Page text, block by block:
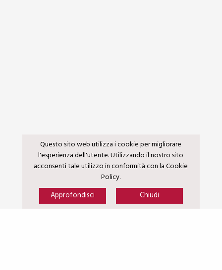
Questo sito web utilizza i cookie per migliorare
l'esperienza dell'utente. Utilizzando il nostro sito
acconsenti tale utilizzo in conformità con la Cookie
Policy.
Approfondisci
Chiudi